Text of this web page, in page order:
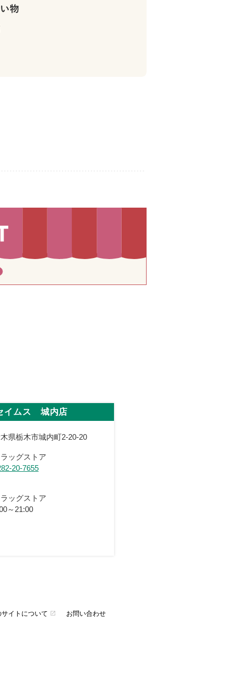
イムス 城内店
県栃木市城内町2-20-20
ラッグストア
20-7655
ラッグストア
～21:00
サイトについて open_in_new お問い合わせ